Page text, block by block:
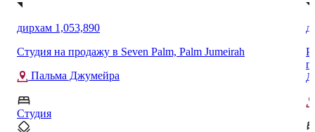
дирхам 44,212,000
Роскошные фирменные апартаменты с 3 спальнями на
Джумейра
Пальма Джумейра